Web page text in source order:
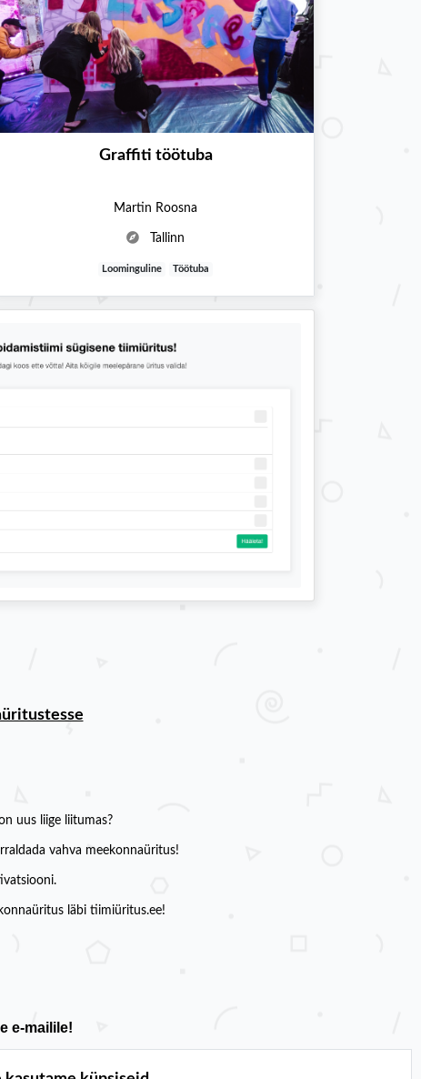
Graffiti töötuba
Martin Roosna
Tallinn
Loominguline Töötuba
uus liige liitumas?
vahva meekonnaüritus!
läbi tiimiüritus.ee!
e-mailile!